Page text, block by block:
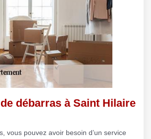
débarras à Saint Hilaire
vous pouvez avoir besoin d’un service